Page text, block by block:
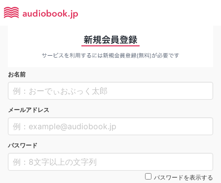
お名前
メールアドレス
パスワード
パスワードを表示する